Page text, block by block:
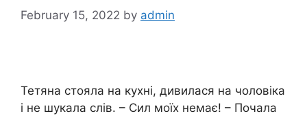
February 15, 2022 by admin
Тетяна стояла на кухні, дивилася на чоловіка
і не шукала слів. – Сил моїх немає! – Почала